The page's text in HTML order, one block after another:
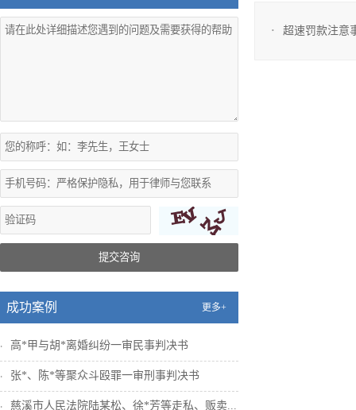
提交咨询
成功案例 更多+
高*甲与胡*离婚纠纷一审民事判决书
张*、陈*等聚众斗殴罪一审刑事判决书
慈溪市人民法院陆某松、徐*芳等走私、贩卖...
超速罚款注意